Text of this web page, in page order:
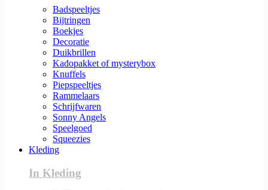
Badspeeltjes
Bijtringen
Boekjes
Decoratie
Duikbrillen
Kadopakket of mysterybox
Knuffels
Piepspeeltjes
Rammelaars
Schrijfwaren
Sonny Angels
Speelgoed
Squeezies
Kleding
In Kleding